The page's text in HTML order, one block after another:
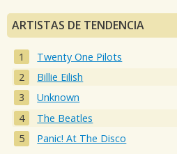
ARTISTAS DE TENDENCIA
Twenty One Pilots
Billie Eilish
Unknown
The Beatles
Panic! At The Disco